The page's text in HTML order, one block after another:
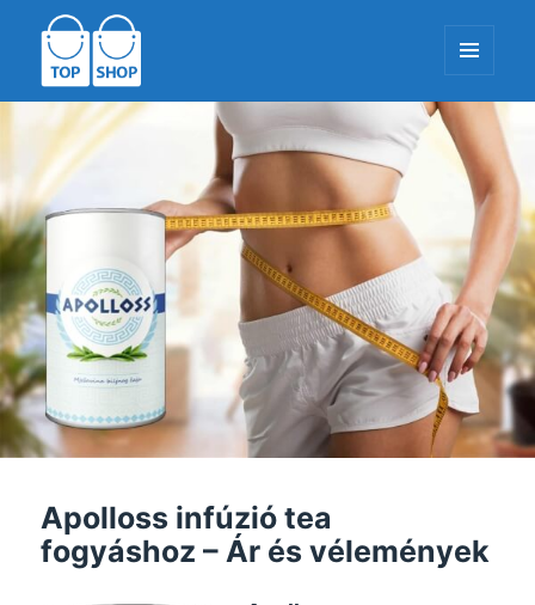
TopShop-EU.com
ÉS
WIDGETEK
Apolloss infúzió tea
fogyáshoz – Ár és vélemények